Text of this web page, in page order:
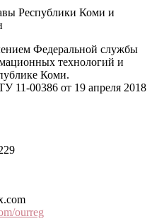
Республики Коми и
Федеральной службы
технологий и
Коми.
11-00386 от 19 апреля 2018
ourreg